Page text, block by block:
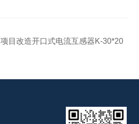
项目改造开口式电流互感器K-30*20